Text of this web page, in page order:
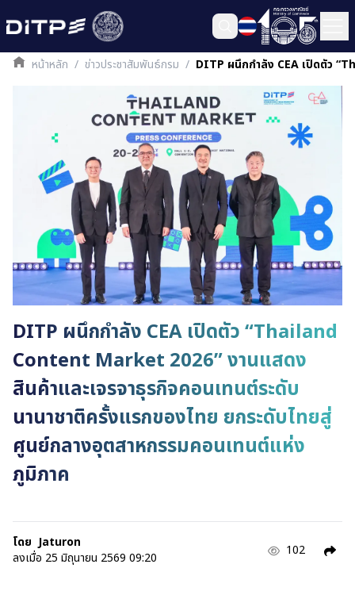
หน้าหลัก / ข่าวประชาสัมพันธ์กรม / DITP ผนึกกำลัง CEA เปิดตัว
DITP ผนึกกำลัง CEA เปิดตัว “Thailand
Content Market 2026” งานแสดง
สินค้าและเจรจาธุรกิจคอนเทนต์ระดับ
นานาชาติครั้งแรกของไทย ยกระดับไทยสู่
ศูนย์กลางอุตสาหกรรมคอนเทนต์แห่ง
ภูมิภาค
โดย Jaturon
ลงเมื่อ 25 มิถุนายน 2569 09:20 102